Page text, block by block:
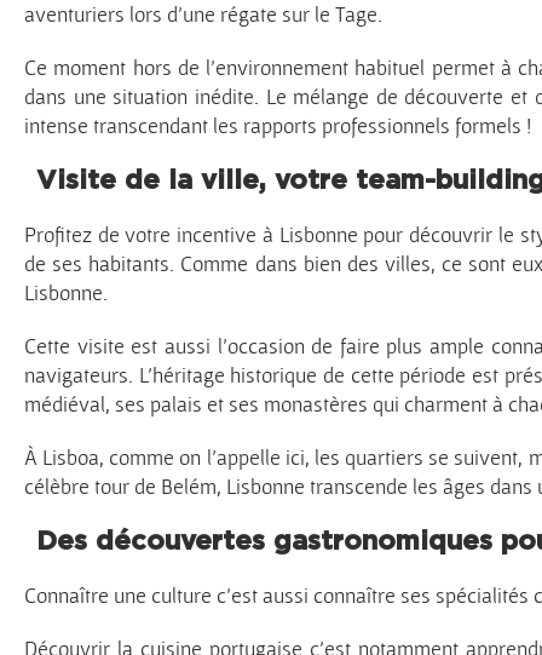
aventuriers lors d’une régate sur le Tage.
Ce moment hors de l’environnement habituel permet à
dans une situation inédite. Le mélange de découverte
intense transcendant les rapports professionnels formels !
Visite de la ville, votre team-
Profitez de votre incentive à Lisbonne pour découvrir le
de ses habitants. Comme dans bien des villes, ce sont
Lisbonne.
Cette visite est aussi l’occasion de faire plus ample
navigateurs. L’héritage historique de cette période est
médiéval, ses palais et ses monastères qui charment à
À Lisboa, comme on l’appelle ici, les quartiers se suivent,
célèbre tour de Belém, Lisbonne transcende les âges
Des découvertes gastronomiques
Connaître une culture c’est aussi connaître ses spécialités
Découvrir la cuisine portugaise c’est notamment